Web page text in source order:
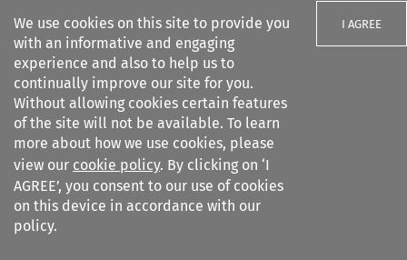
We use cookies on this site to provide you
with an informative and engaging
experience and also to help us to
continually improve our site for you.
Without allowing cookies certain features
of the site will not be available. To learn
more about how we use cookies, please
view our cookie policy. By clicking on ‘I
AGREE’, you consent to our use of cookies
on this device in accordance with our
policy.
I AGREE
Search filters
Revista Brasileira de
Arbitragem